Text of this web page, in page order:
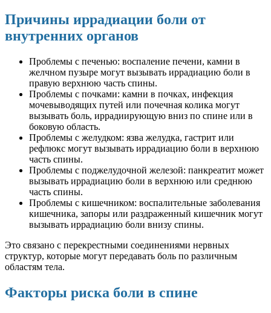
Причины иррадиации боли от
внутренних органов
Проблемы с печенью: воспаление печени, камни в
желчном пузыре могут вызывать иррадиацию боли в
правую верхнюю часть спины.
Проблемы с почками: камни в почках, инфекция
мочевыводящих путей или почечная колика могут
вызывать боль, иррадиирующую вниз по спине или в
боковую область.
Проблемы с желудком: язва желудка, гастрит или
рефлюкс могут вызывать иррадиацию боли в верхнюю
часть спины.
Проблемы с поджелудочной железой: панкреатит может
вызывать иррадиацию боли в верхнюю или среднюю
часть спины.
Проблемы с кишечником: воспалительные заболевания
кишечника, запоры или раздраженный кишечник могут
вызывать иррадиацию боли внизу спины.
Это связано с перекрестными соединениями нервных
структур, которые могут передавать боль по различным
областям тела.
Факторы риска боли в спине